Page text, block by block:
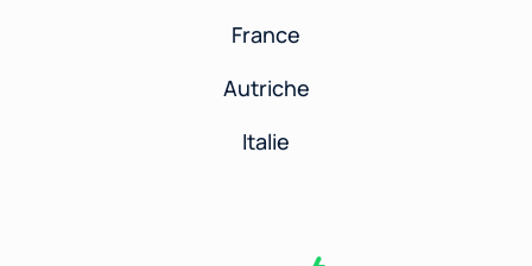
France
Autriche
Italie